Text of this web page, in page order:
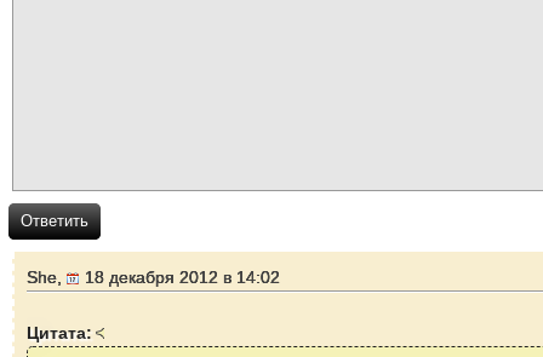
Ответить
She, 18 декабря 2012 в 14:02
Цитата: